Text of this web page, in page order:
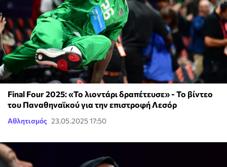
Final Four 2025: «Το λιοντάρι δραπέτευσε» - Το βίντεο
του Παναθηναϊκού για την επιστροφή Λεσόρ
Αθλητισμός 23.05.2025 17:50